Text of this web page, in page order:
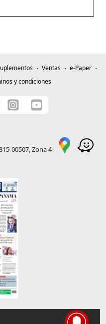
Ventas
e-Paper
y condiciones
00507, Zona 4